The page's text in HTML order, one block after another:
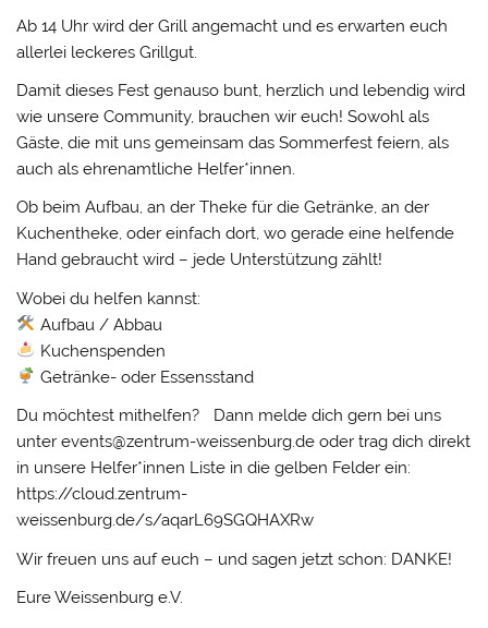
Ab 14 Uhr wird der Grill angemacht und es erwarten euch
allerlei leckeres Grillgut.
Damit dieses Fest genauso bunt, herzlich und lebendig wird
wie unsere Community, brauchen wir euch! Sowohl als
Gäste, die mit uns gemeinsam das Sommerfest feiern, als
auch als ehrenamtliche Helfer*innen.
Ob beim Aufbau, an der Theke für die Getränke, an der
Kuchentheke, oder einfach dort, wo gerade eine helfende
Hand gebraucht wird – jede Unterstützung zählt!
Wobei du helfen kannst:
Aufbau / Abbau
Kuchenspenden
Getränke- oder Essensstand
Du möchtest mithelfen? Dann melde dich gern bei uns
unter events@zentrum-weissenburg.de oder trag dich direkt
in unsere Helfer*innen Liste in die gelben Felder ein:
https://cloud.zentrum-
weissenburg.de/s/aqarL69SGQHAXRw
Wir freuen uns auf euch – und sagen jetzt schon: DANKE!
Eure Weissenburg e.V.